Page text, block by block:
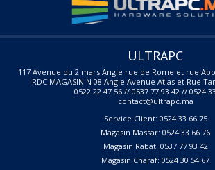
ULTRAPC
117 Avenue du 2 mars Angle rue de Rome et rue
RDC MAGASIN N 08 Angle Avenue Atlas et Rue
0522 22 47 56 // 0537 77 93 42 // 0524
contact@ultrapc.ma
Service Client: 0524 33 66 75
Magasin Massar: 0524 33 66 76
Magasin Rabat: 0537 77 93 42
Magasin Charaf: 0524 30 54 67